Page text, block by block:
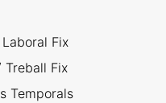
Fix
Fix
Temporals